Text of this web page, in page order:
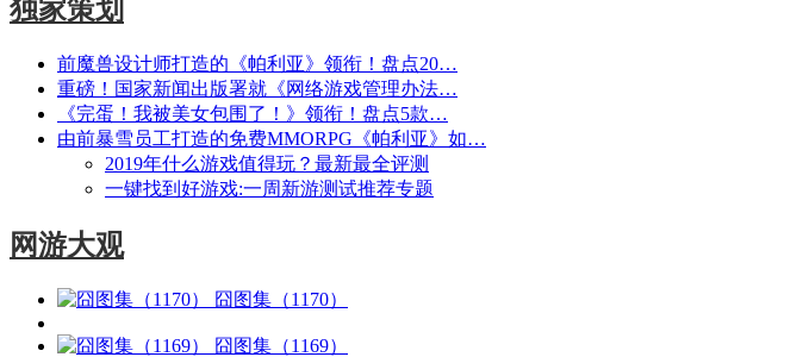
独家策划
前魔兽设计师打造的《帕利亚》领衔！盘点20…
重磅！国家新闻出版署就《网络游戏管理办法…
《完蛋！我被美女包围了！》领衔！盘点5款…
由前暴雪员工打造的免费MMORPG《帕利亚》如…
2019年什么游戏值得玩？最新最全评测
一键找到好游戏:一周新游测试推荐专题
网游大观
囧图集（1170）
囧图集（1169）